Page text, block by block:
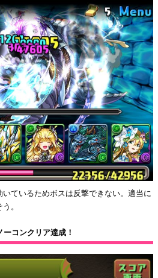
ているためボスは反撃できない。適当に
。
コンクリア達成！